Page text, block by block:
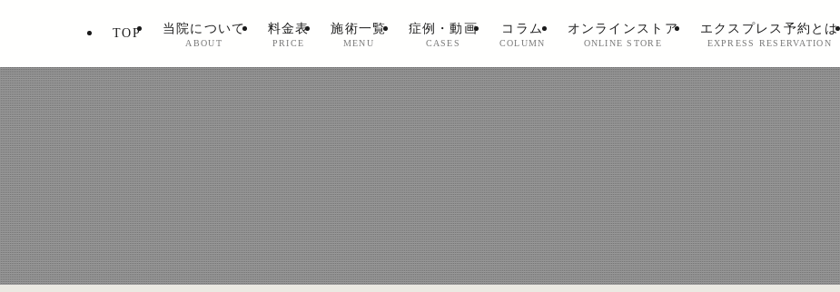
TOP 当院について
ABOUT
料金表
PRICE
施術一覧
MENU
症例・動画
CASES
コラム
COLUMN
オンラインストア
ONLINE STORE
エクスプレス予約とは
EXPRESS RESERVATION